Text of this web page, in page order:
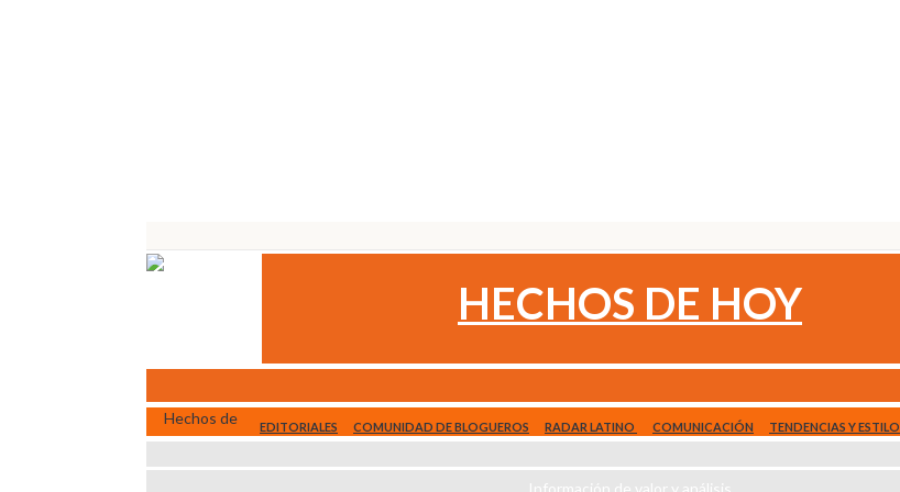
HECHOS DE HOY
Información de valor y análisis
EDITORIALES COMUNIDAD DE BLOGUEROS RADAR LATINO COMUNICACIÓN TENDENCIAS Y ESTILO